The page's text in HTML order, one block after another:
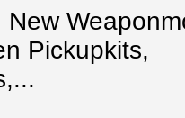
Pickupkits,